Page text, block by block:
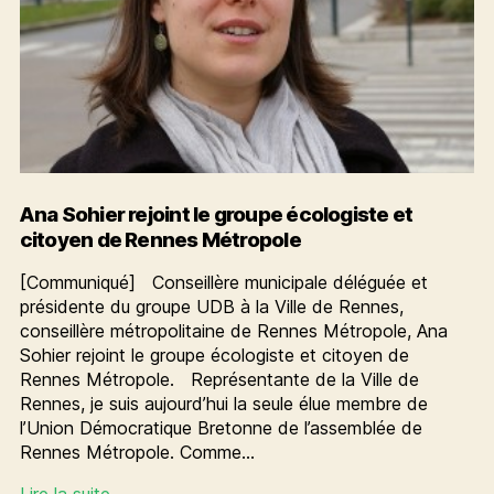
Ana Sohier rejoint le groupe écologiste et
citoyen de Rennes Métropole
[Communiqué] Conseillère municipale déléguée et
présidente du groupe UDB à la Ville de Rennes,
conseillère métropolitaine de Rennes Métropole, Ana
Sohier rejoint le groupe écologiste et citoyen de
Rennes Métropole. Représentante de la Ville de
Rennes, je suis aujourd’hui la seule élue membre de
l’Union Démocratique Bretonne de l’assemblée de
Rennes Métropole. Comme…